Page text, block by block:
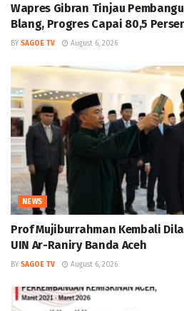
Wapres Gibran Tinjau
Blang, Progres Capai 80,5
BY SAGOE TV August 6, 2026
NEWS
Prof Mujiburrahman Kembali
UIN Ar-Raniry Banda Aceh
BY SAGOE TV August 6, 2026